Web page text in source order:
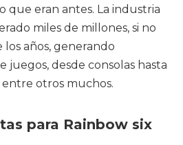
que eran antes. La industria
miles de millones, si no
años, generando
juegos, desde consolas hasta
otros muchos.
para Rainbow six